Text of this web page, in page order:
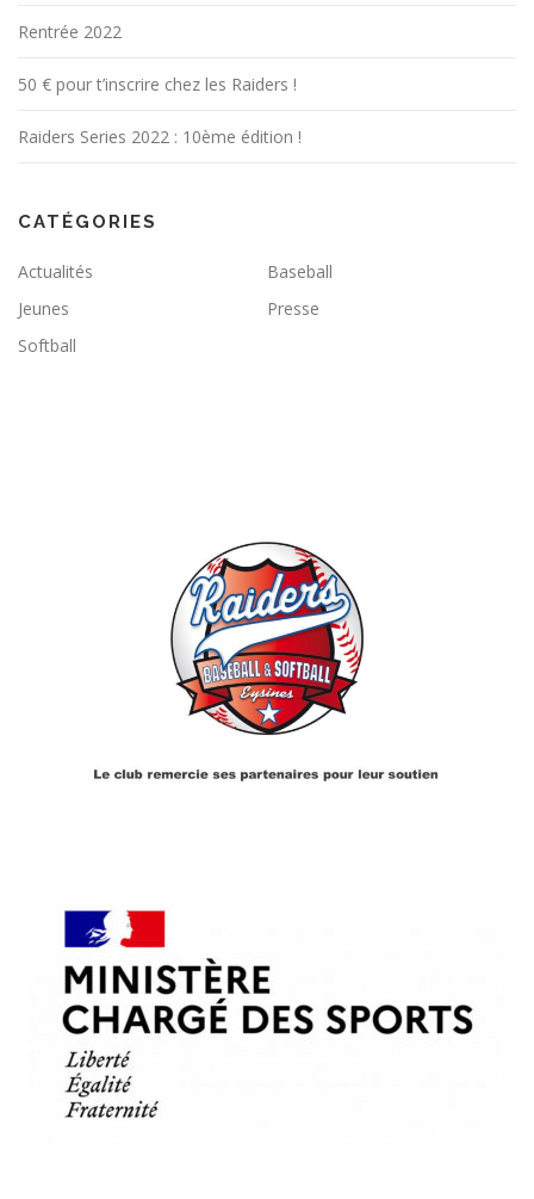
Rentrée 2022
50 € pour t’inscrire chez les Raiders !
Raiders Series 2022 : 10ème édition !
CATÉGORIES
Actualités
Baseball
Jeunes
Presse
Softball